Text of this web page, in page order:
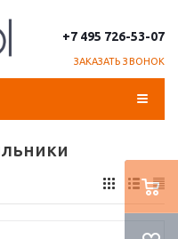
+7 495 726-53-07
ЗАКАЗАТЬ ЗВОНОК